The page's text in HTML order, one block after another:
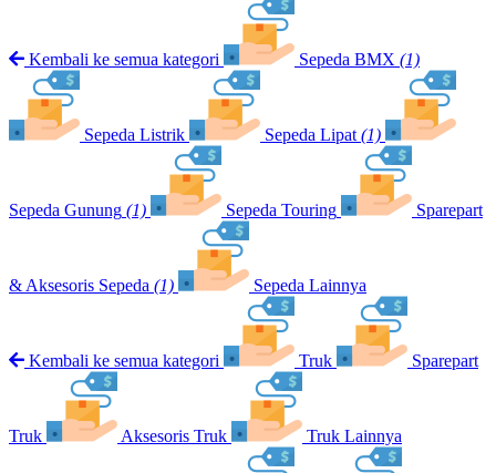
Kembali ke semua kategori Sepeda BMX (1)
Sepeda Listrik Sepeda Lipat (1)
Sepeda Gunung (1) Sepeda Touring Sparepart
& Aksesoris Sepeda (1) Sepeda Lainnya
Kembali ke semua kategori Truk Sparepart
Truk Aksesoris Truk Truk Lainnya